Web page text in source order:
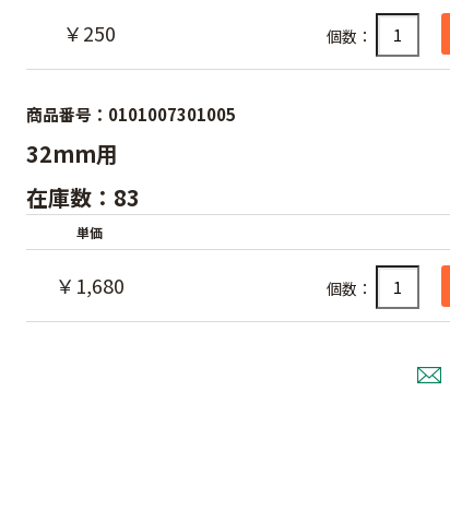
￥250 個数：
商品番号：0101007301005
32mm用
在庫数：83
単価
￥1,680 個数：